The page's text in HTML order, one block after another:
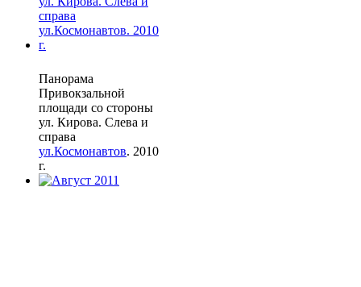
Панорама
Привокзальной
площади со стороны
ул. Кирова. Слева и
справа
ул.Космонавтов. 2010
г.